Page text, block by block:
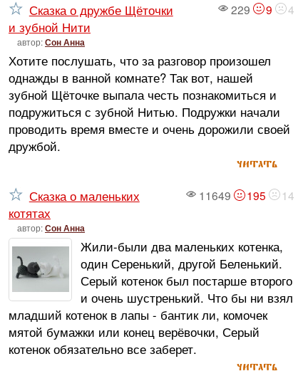
229 9 4
Сказка о дружбе Щёточки
и зубной Нити
автор:Сон Анна
Хотите послушать, что за разговор произошел
однажды в ванной комнате? Так вот, нашей
зубной Щёточке выпала честь познакомиться и
подружиться с зубной Нитью. Подружки начали
проводить время вместе и очень дорожили своей
дружбой.
читать
11649 195 14
Сказка о маленьких
котятах
автор:Сон Анна
Жили-были два маленьких котенка,
один Серенький, другой Беленький.
Серый котенок был постарше второго
и очень шустренький. Что бы ни взял
младший котенок в лапы - бантик ли, комочек
мятой бумажки или конец верёвочки, Серый
котенок обязательно все заберет.
читать